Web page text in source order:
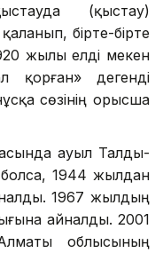
(қыстау)
бірте-бірте
жылы елді мекен
қорған» дегенді
сөзінің орысша
ауыл Талды-
1944 жылдан
1967 жылдың
айналды. 2001
облысының